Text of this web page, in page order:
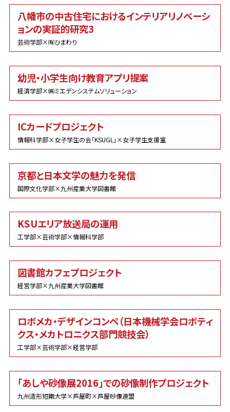
八幡市の中古住宅におけるインテリアリノベーシ
ョンの実証的研究3
芸術学部×㈲ひまわり
幼児・小学生向け教育アプリ提案
経済学部×㈱ミエデンシステムソリューション
ICカードプロジェクト
情報科学部×女子学生の会「KSUGL」×女子学生支援室
京都と日本文学の魅力を発信
国際文化学部×九州産業大学図書館
KSUエリア放送局の運用
工学部×芸術学部×情報科学部
図書館カフェプロジェクト
経営学部×九州産業大学図書館
ロボメカ・デザインコンペ（日本機械学会ロボティ
クス・メカトロニクス部門競技会）
工学部×芸術学部×経営学部
「あしや砂像展2016」での砂像制作プロジェクト
九州造形短期大学×芦屋町×芦屋砂像連盟